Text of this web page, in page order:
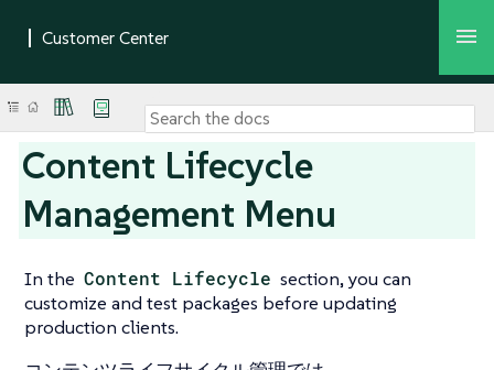
Content Lifecycle
Management Menu
In the Content Lifecycle section, you can
customize and test packages before updating
production clients.